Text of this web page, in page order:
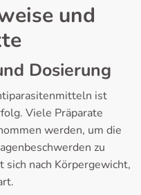
und
Dosierung
ist
Viele Präparate
werden, um die
zu
nach Körpergewicht,